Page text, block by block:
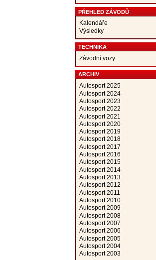
PŘEHLED ZÁVODŮ
Kalendáře
Výsledky
TECHNIKA
Závodní vozy
ARCHIV
Autosport 2025
Autosport 2024
Autosport 2023
Autosport 2022
Autosport 2021
Autosport 2020
Autosport 2019
Autosport 2018
Autosport 2017
Autosport 2016
Autosport 2015
Autosport 2014
Autosport 2013
Autosport 2012
Autosport 2011
Autosport 2010
Autosport 2009
Autosport 2008
Autosport 2007
Autosport 2006
Autosport 2005
Autosport 2004
Autosport 2003